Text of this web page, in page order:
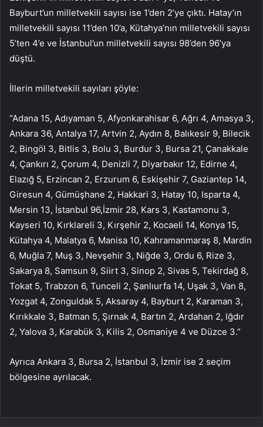
Bayburt’un milletvekili sayısı ise 1’den 2’ye çıktı. Hatay’ın
milletvekili sayısı 11’den 10’a, Kütahya’nın milletvekili sayısı
5’ten 4’e ve İstanbul’un milletvekili sayısı 98’den 96’ya
düştü.
İllerin milletvekili sayıları şöyle:
“Adana 15, Adıyaman 5, Afyonkarahisar 6, Ağrı 4, Amasya 3,
Ankara 36, Antalya 17, Artvin 2, Aydın 8, Balıkesir 9, Bilecik
2, Bingöl 3, Bitlis 3, Bolu 3, Burdur 3, Bursa 21, Çanakkale
4, Çankırı 2, Çorum 4, Denizli 7, Diyarbakır 12, Edirne 4,
Elazığ 5, Erzincan 2, Erzurum 6, Eskişehir 7, Gaziantep 14,
Giresun 4, Gümüşhane 2, Hakkari 3, Hatay 10, Isparta 4,
Mersin 13, İstanbul 96,İzmir 28, Kars 3, Kastamonu 3,
Kayseri 10, Kırklareli 3, Kırşehir 2, Kocaeli 14, Konya 15,
Kütahya 4, Malatya 6, Manisa 10, Kahramanmaraş 8, Mardin
6, Muğla 7, Muş 3, Nevşehir 3, Niğde 3, Ordu 6, Rize 3,
Sakarya 8, Samsun 9, Siirt 3, Sinop 2, Sivas 5, Tekirdağ 8,
Tokat 5, Trabzon 6, Tunceli 2, Şanlıurfa 14, Uşak 3, Van 8,
Yozgat 4, Zonguldak 5, Aksaray 4, Bayburt 2, Karaman 3,
Kırıkkale 3, Batman 5, Şırnak 4, Bartın 2, Ardahan 2, Iğdır
2, Yalova 3, Karabük 3, Kilis 2, Osmaniye 4 ve Düzce 3.”
Ayrıca Ankara 3, Bursa 2, İstanbul 3, İzmir ise 2 seçim
bölgesine ayrılacak.